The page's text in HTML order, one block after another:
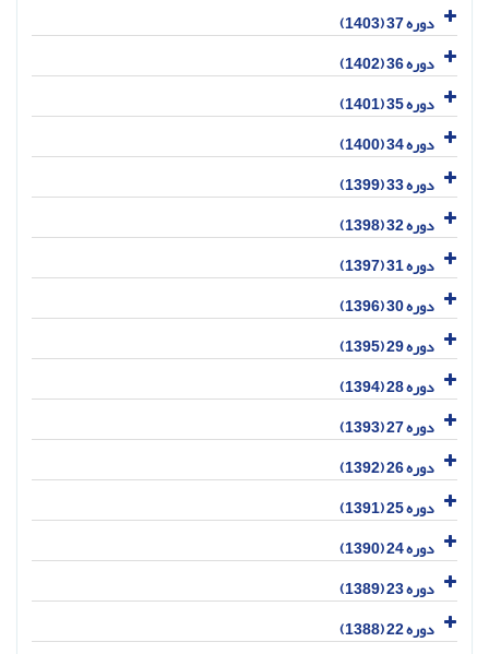
دوره 37 (1403)
دوره 36 (1402)
دوره 35 (1401)
دوره 34 (1400)
دوره 33 (1399)
دوره 32 (1398)
دوره 31 (1397)
دوره 30 (1396)
دوره 29 (1395)
دوره 28 (1394)
دوره 27 (1393)
دوره 26 (1392)
دوره 25 (1391)
دوره 24 (1390)
دوره 23 (1389)
دوره 22 (1388)